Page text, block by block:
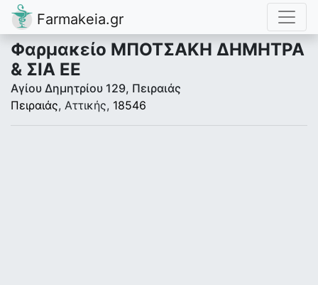
Farmakeia.gr
Φαρμακείο ΜΠΟΤΣΑΚΗ ΔΗΜΗΤΡΑ
& ΣΙΑ ΕΕ
Αγίου Δημητρίου 129, Πειραιάς
Πειραιάς, Αττικής, 18546